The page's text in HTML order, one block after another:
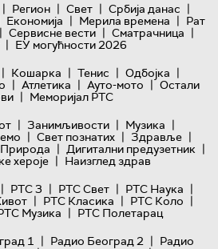
| Регион | Свет | Србија данас |
Економија | Мерила времена | Рат
| Сервисне вести | Сматрачница |
| ЕУ могућности 2026
| Кошарка | Тенис | Одбојка |
| Атлетика | Ауто-мото | Остали
| Меморијал РТС
| Занимљивости | Музика |
| Свет познатих | Здравље |
Природа | Дигитални предузетник |
хероје | Наизглед здрав
| РТС 3 | РТС Свет | РТС Наука |
| РТС Класика | РТС Коло |
Музика | РТС Полетарац
1 | Радио Београд 2 | Радио